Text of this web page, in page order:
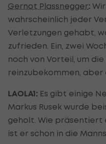
Gernot Plassnegger:
wahrscheinlich jeder
Verletzungen gehabt,
zufrieden. Ein, zwei
noch von Vorteil, um
reinzubekommen, aber
LAOLA1: Es gibt einige
Markus Rusek wurde
geholt. Wie präsentiert
ist er schon in die